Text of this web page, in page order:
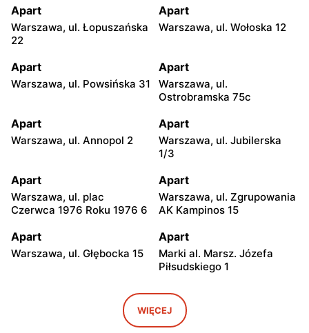
Apart
Warszawa, ul. Łopuszańska
22
Apart
Warszawa, ul. Wołoska 12
Apart
Warszawa, ul. Powsińska 31
Apart
Warszawa, ul.
Ostrobramska 75c
Apart
Warszawa, ul. Annopol 2
Apart
Warszawa, ul. Jubilerska
1/3
Apart
Warszawa, ul. plac
Czerwca 1976 Roku 1976 6
Apart
Warszawa, ul. Zgrupowania
AK Kampinos 15
Apart
Warszawa, ul. Głębocka 15
Apart
Marki al. Marsz. Józefa
Piłsudskiego 1
Warszawa, ul. Światowida
Apart
Janki, ul. Mszczonowska 3
WIĘCEJ